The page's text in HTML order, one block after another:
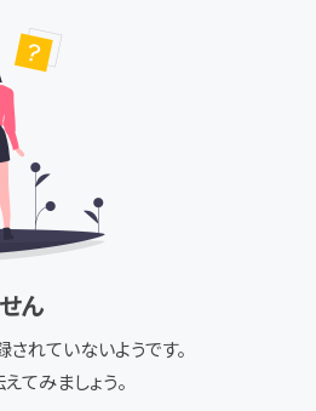
ん
されていないようです。
てみましょう。